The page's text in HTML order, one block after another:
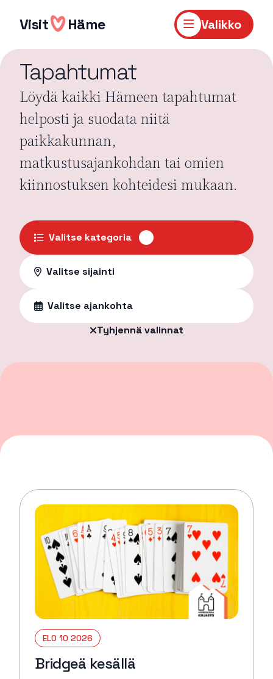
sisältöön
Visit Häme Valikko
Tapahtumat
Löydä kaikki Hämeen tapahtumat
helposti ja suodata niitä
paikkakunnan,
matkustusajankohdan tai omien
kiinnostuksen kohteidesi mukaan.
Valitse kategoria
Valitse sijainti
Valitse ajankohta
Tyhjennä valinnat
ELO 10 2026
Bridgeä kesällä